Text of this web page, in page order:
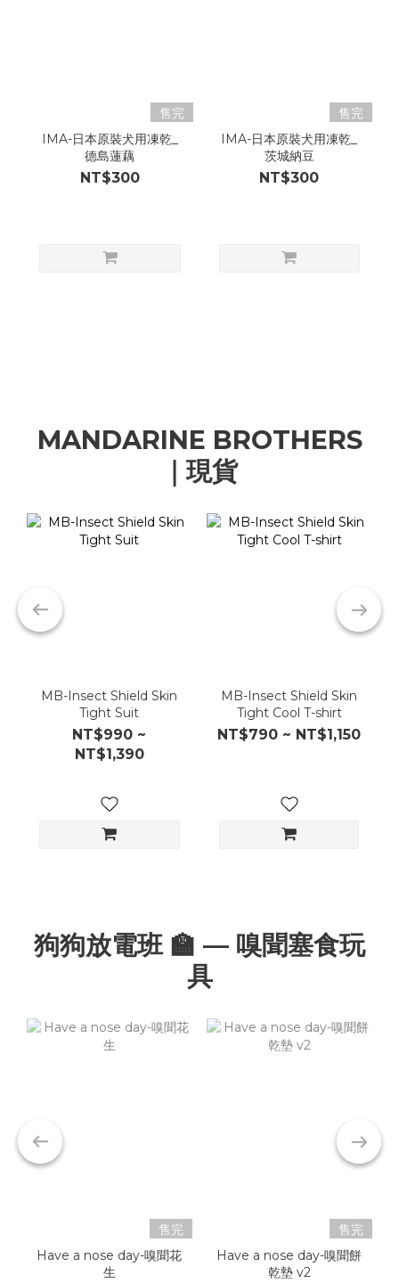
售完
IMA-日本原裝犬用凍乾_
德島蓮藕
NT$300
售完
IMA-日本原裝犬用凍乾_
茨城納豆
NT$300
MANDARINE BROTHERS
｜現貨
MB-Insect Shield Skin
Tight Suit
NT$990 ~
NT$1,390
MB-Insect Shield Skin
Tight Cool T-shirt
NT$790 ~ NT$1,150
狗狗放電班 🏫 — 嗅聞塞食玩
具
售完
Have a nose day-嗅聞花
生
售完
Have a nose day-嗅聞餅
乾墊 v2